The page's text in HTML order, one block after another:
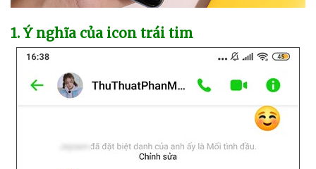
1. Ý nghĩa của icon trái tim